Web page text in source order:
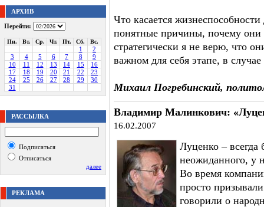
АРХИВ
Перейти:
Пн. Вт. Ср. Чт. Пт. Сб. Вс.
1
2
3
4 5 6 7 8
9
10
11 12 13 14 15
16
17
18 19 20 21 22
23
24
25 26 27 28 29
30
31
РАССЫЛКА
Подписаться
Отписаться
далее
РЕКЛАМА
Что касается
понятные причины, почему они
стратегически я не верю, что
важном для себя этапе, в
Михаил Погребинский,
Владимир Малинкович:
16.02.2007
Луценко –
неожиданного, у
Во время
просто
говорили о